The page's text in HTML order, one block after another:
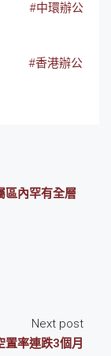
#中環辦公
#香港辦公
內罕有全層
Next post
置率連跌3個月